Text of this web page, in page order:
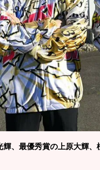
輝、最優秀賞の上原大輝、